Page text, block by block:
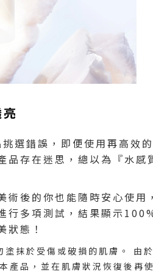
選錯誤，即便使用再高效
品存在迷思，總以為『水
術後的你也能隨時安心使
行多項測試，結果顯示
狀態！
抹於受傷或破損的肌膚。 由
產品，並在肌膚狀況恢復後